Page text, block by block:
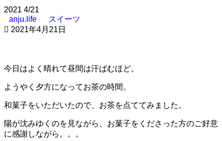
2021 4/21
anju.life
スイーツ
2021年4月21日
今日はよく晴れて昼間は汗ばむほど。
ようやく夕方になってお茶の時間。
和菓子をいただいたので、お茶を点ててみました。
陽が沈みゆくのを見ながら、お菓子をくださった方のご好意
に感謝しながら。。。